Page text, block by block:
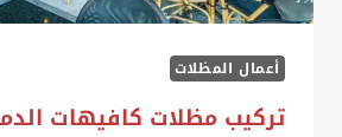
أعمال المظلات
تركيب مظلات كافيهات